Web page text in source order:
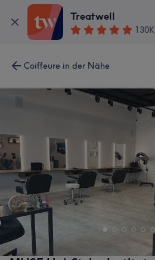
Treatwell
130K
Coiffeure in der Nähe